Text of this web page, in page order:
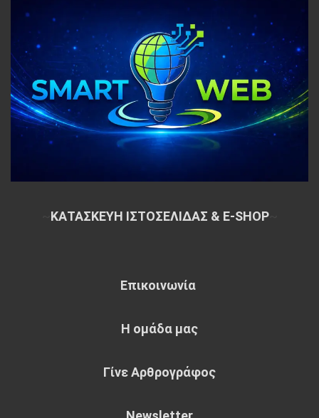
ΚΑΤΑΣΚΕΥΗ ΙΣΤΟΣΕΛΙΔΑΣ & E-SHOP~
Επικοινωνία
Η ομάδα μας
Γίνε Αρθρογράφος